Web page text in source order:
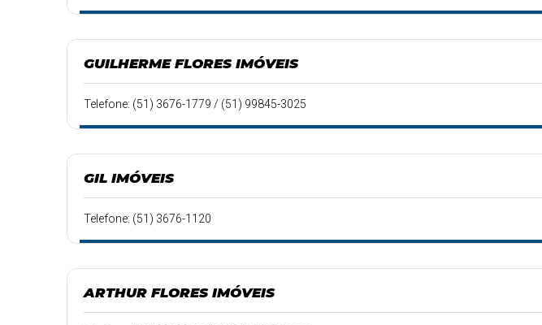
GUILHERME FLORES IMÓVEIS
Telefone: (51) 3676-1779 / (51) 99845-3025
GIL IMÓVEIS
Telefone: (51) 3676-1120
ARTHUR FLORES IMÓVEIS